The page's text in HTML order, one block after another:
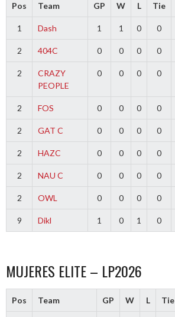
Pos Team GP W L Tie
1 Dash 1 1 0 0
2 404C 0 0 0 0
2
CRAZY
PEOPLE
0 0 0 0
2 FOS 0 0 0 0
2 GAT C 0 0 0 0
2 HAZC 0 0 0 0
2 NAU C 0 0 0 0
2 OWL 0 0 0 0
9 Dikl 1 0 1 0
MUJERES ELITE – LP2026
Pos Team GP W L Tie